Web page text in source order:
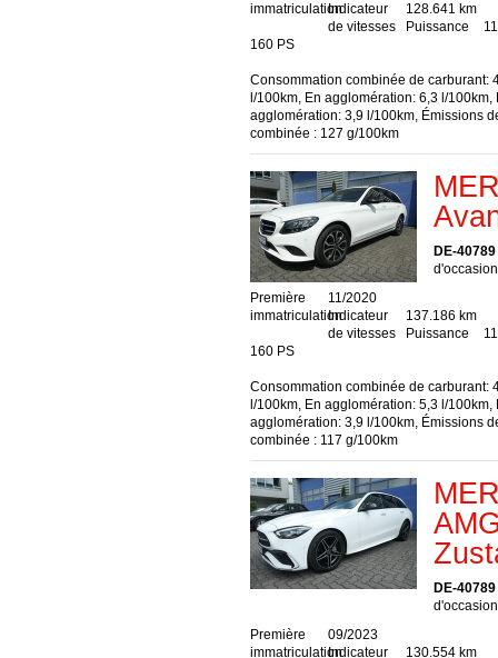
immatriculationIndicateur
de vitesses
128.641 km
Puissance
160 PS
Consommation combinée de carburant:
l/100km, En agglomération: 6,3 l/100km,
agglomération: 3,9 l/100km, Émissions
combinée : 127 g/100km
DE-
Première
immatriculation
11/2020
Indicateur
de vitesses
137.186 km
Puissance
160 PS
Consommation combinée de carburant:
l/100km, En agglomération: 5,3 l/100km,
agglomération: 3,9 l/100km, Émissions
combinée : 117 g/100km
DE-
Première
immatriculation
09/2023
Indicateur
130.554 km